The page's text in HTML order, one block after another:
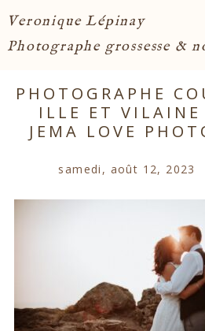
Veronique Lépinay
Photographe grossesse &
PHOTOGRAPHE
ILLE ET VILAINE
JEMA LOVE
samedi, août 12, 2023